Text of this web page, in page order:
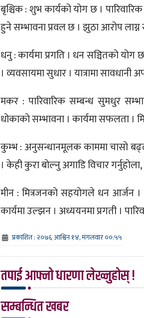
बृश्चिक : शुभ कार्यको योग छ ।
हुने सम्भावना प्रवल छ । झुठा आरोप लाग्न
धनु : कार्यमा प्रगति । धन सञ्चितको योग
। व्यवसायमा सुधार । यात्रामा सावधानी
मकर : पारिवारिक सम्बन्ध सुमधुर
धोकाको सम्भावना । कार्यमा सफलता ।
कुम्भ : अनुसन्धानमूलक काममा चासो
। केही कुरा बोल्नु अगाडि विचार
मीन : मित्रजनको सहयोगले धन आर्जन
कार्यमा उल्झन । अध्ययनमा प्रगती ।
प्रकाशित : २०७६ आश्विन १४, मंगलवार ००:५५
तपाई आफ्नो धारणा लेख्नुहोस् !
सम्बन्धित खबर